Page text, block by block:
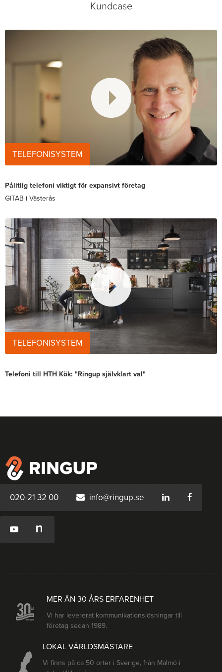
Kundcase
TELEFONISYSTEM
Pålitlig telefoni viktigt för expansivt företag
GITAB i Västerås
TELEFONISYSTEM
Telefoni till HTH Kök: "Ringup självklart val"
020-21 32 00 info@ringup.se
MER ÄN 30 ÅRS ERFARENHET
Vi har levererat kommunikationslösningar till
företag sedan 1989.
LOKAL VÄRLDSMÄSTARE
Vi finns på ca 50 orter i Sverige, från Malmö i